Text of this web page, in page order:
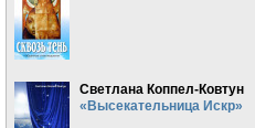
Светлана Коппел-Ковтун
«Высекательница Искр»